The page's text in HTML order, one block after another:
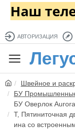
Наш
АВТОРИЗАЦИЯ
Швейное и
БУ
БУ Оверлок
Т, Пятиниточная
ина со